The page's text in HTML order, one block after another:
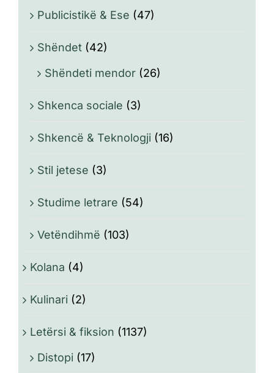
Publicistikë & Ese (47)
Shëndet (42)
Shëndeti mendor (26)
Shkenca sociale (3)
Shkencë & Teknologji (16)
Stil jetese (3)
Studime letrare (54)
Vetëndihmë (103)
Kolana (4)
Kulinari (2)
Letërsi & fiksion (1137)
Distopi (17)